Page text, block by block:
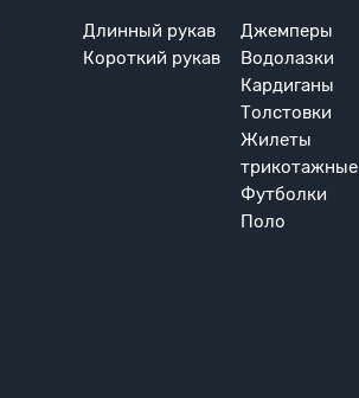
Длинный рукав
Короткий рукав
Джемперы
Водолазки
Кардиганы
Толстовки
Жилеты
трикотажные
Футболки
Поло